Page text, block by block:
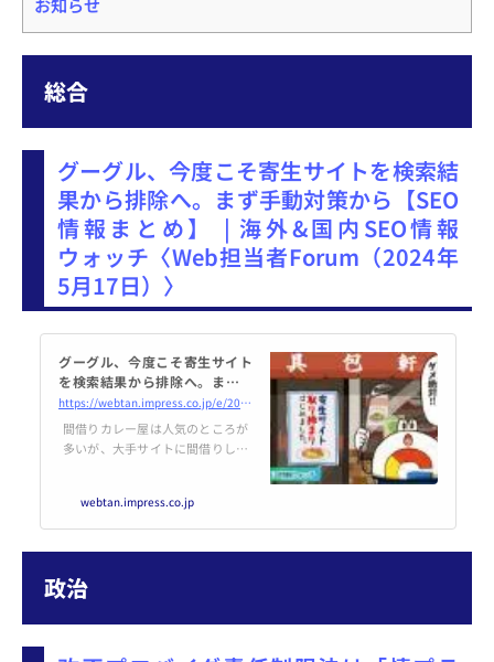
総合
グーグル、今度こそ寄生サイトを検索結
果から排除へ。まず手動対策から【SEO
情報まとめ】 | 海外&国内SEO情報
ウォッチ〈Web担当者Forum（2024年
5月17日）〉
グーグル、今度こそ寄生サイト
を検索結果から排除へ。まず手
動対策から【SEO情報まとめ】 |
海外&国内SEO情報ウォッチ
https://webtan.impress.co.jp/e/2024/05/17/47019
間借りカレー屋は人気のところが
多いが、大手サイトに間借りして
は快く思っていない。以前から発
表があったように、グーグルは5
月に寄生サイトへの本格的な対応
webtan.impress.co.jp
政治